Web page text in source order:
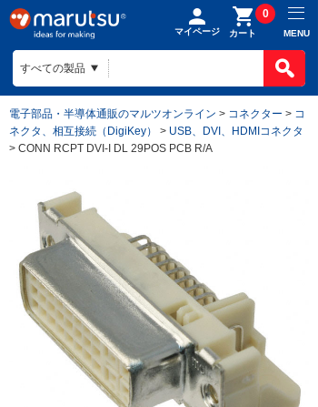
マイページ カート
0
MENU
電子部品・半導体通販のマルツオンライン > コネクター > コ
ネクタ、相互接続（DigiKey）
> USB、DVI、HDMIコネクタ
> CONN RCPT DVI-I DL 29POS PCB R/A